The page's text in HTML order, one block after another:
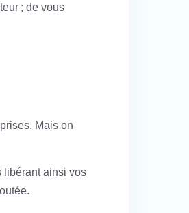
; de vous
Mais on
libérant ainsi vos